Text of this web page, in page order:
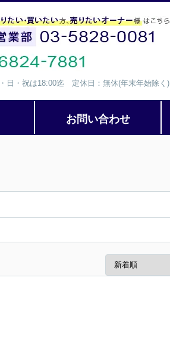
日・祝は18:00迄 定休日：無休(年末年始除く)
お問い合わせ